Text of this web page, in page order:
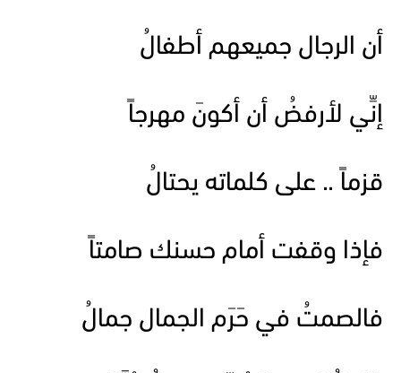
أن الرجال جميعهم أطفالُ
إنِّي لأرفضُ أن أكونَ مهرجاً
قزماً .. على كلماته يحتالُ
فإذا وقفت أمام حسنك صامتاً
فالصمتُ في حَرَم الجمال جمالُ